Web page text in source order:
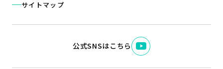
サイトマップ
公式SNSはこちら